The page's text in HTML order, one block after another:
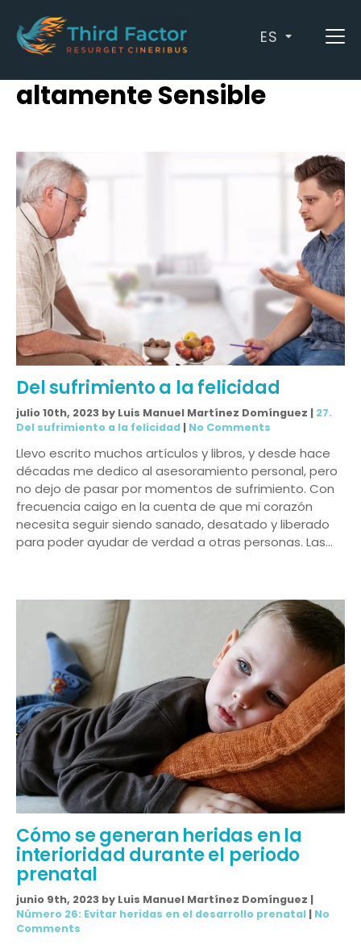
ES
Archives: Persona
altamente Sensible
Del sufrimiento a la felicidad
julio 10th, 2023 by Luis Manuel Martínez Domínguez | 27.
Del sufrimiento a la felicidad | No Comments
Llevo escrito muchos artículos y libros, y desde hace
décadas me dedico al asesoramiento personal, pero
no dejo de pasar por momentos de sufrimiento. Con
frecuencia caigo en la cuenta de que mi corazón
necesita seguir siendo sanado, desatado y liberado
para poder ayudar de verdad a otras personas. Las…
Cómo se generan heridas en la
interioridad durante el periodo
prenatal
junio 9th, 2023 by Luis Manuel Martínez Domínguez |
Número 26: Evitar heridas en el desarrollo prenatal | No
Comments